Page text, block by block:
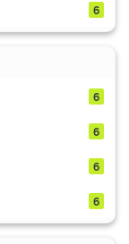
6
6
6
6
6